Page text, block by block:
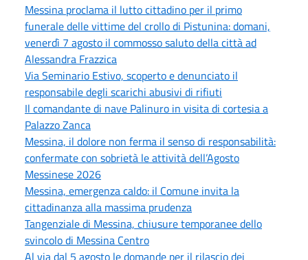
Messina proclama il lutto cittadino per il primo
funerale delle vittime del crollo di Pistunina: domani,
venerdì 7 agosto il commosso saluto della città ad
Alessandra Frazzica
Via Seminario Estivo, scoperto e denunciato il
responsabile degli scarichi abusivi di rifiuti
Il comandante di nave Palinuro in visita di cortesia a
Palazzo Zanca
Messina, il dolore non ferma il senso di responsabilità:
confermate con sobrietà le attività dell’Agosto
Messinese 2026
Messina, emergenza caldo: il Comune invita la
cittadinanza alla massima prudenza
Tangenziale di Messina, chiusure temporanee dello
svincolo di Messina Centro
Al via dal 5 agosto le domande per il rilascio dei